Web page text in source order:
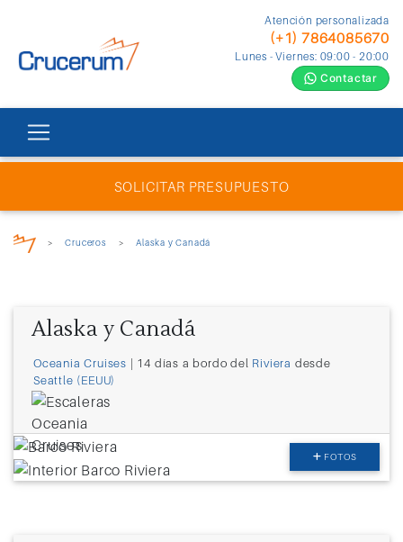
Atención personalizada
(+1) 7864085670
Lunes - Viernes: 09:00 - 20:00
Contactar
SOLICITAR PRESUPUESTO
> Cruceros > Alaska y Canadá
Alaska y Canadá
Oceania Cruises | 14 días a bordo del Riviera desde
Seattle (EEUU)
FOTOS